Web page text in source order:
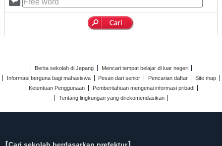
Berita sekolah di Jepang
Mencari tempat belajar di luar negeri
Informasi berguna bagi mahasiswa
Pesan dari senior Pencarian daftar
Site map
Ketentuan Penggunaan
Pemberitahuan mengenai informasi pribadi
Tentang lingkungan yang direkomendasikan